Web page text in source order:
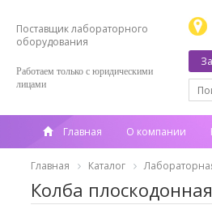
Поставщик лабораторного
оборудования
Работаем только с юридическими
лицами
Главная О компании
Главная Каталог
Колба